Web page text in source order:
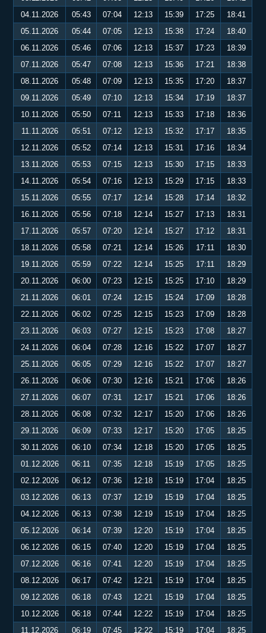
04.11.2026
05:43 07:04 12:13 15:39 17:25
18:41
05.11.2026
05:44 07:05 12:13 15:38 17:24
18:40
06.11.2026
05:46 07:06 12:13 15:37 17:23
18:39
07.11.2026
05:47 07:08 12:13 15:36 17:21
18:38
08.11.2026
05:48 07:09 12:13 15:35 17:20
18:37
09.11.2026
05:49 07:10 12:13 15:34 17:19
18:37
10.11.2026
05:50 07:11 12:13 15:33 17:18
18:36
11.11.2026
05:51 07:12 12:13 15:32 17:17
18:35
12.11.2026
05:52 07:14 12:13 15:31 17:16
18:34
13.11.2026
05:53 07:15 12:13 15:30 17:15
18:33
14.11.2026
05:54 07:16 12:13 15:29 17:15
18:33
15.11.2026
05:55 07:17 12:14 15:28 17:14
18:32
16.11.2026
05:56 07:18 12:14 15:27 17:13
18:31
17.11.2026
05:57 07:20 12:14 15:27 17:12
18:31
18.11.2026
05:58 07:21 12:14 15:26 17:11
18:30
19.11.2026
05:59 07:22 12:14 15:25 17:11
18:29
20.11.2026
06:00 07:23 12:15 15:25 17:10
18:29
21.11.2026
06:01 07:24 12:15 15:24 17:09
18:28
22.11.2026
06:02 07:25 12:15 15:23 17:09
18:28
23.11.2026
06:03 07:27 12:15 15:23 17:08
18:27
24.11.2026
06:04 07:28 12:16 15:22 17:07
18:27
25.11.2026
06:05 07:29 12:16 15:22 17:07
18:27
26.11.2026
06:06 07:30 12:16 15:21 17:06
18:26
27.11.2026
06:07 07:31 12:17 15:21 17:06
18:26
28.11.2026
06:08 07:32 12:17 15:20 17:06
18:26
29.11.2026
06:09 07:33 12:17 15:20 17:05
18:25
30.11.2026
06:10 07:34 12:18 15:20 17:05
18:25
01.12.2026
06:11 07:35 12:18 15:19 17:05
18:25
02.12.2026
06:12 07:36 12:18 15:19 17:04
18:25
03.12.2026
06:13 07:37 12:19 15:19 17:04
18:25
04.12.2026
06:13 07:38 12:19 15:19 17:04
18:25
05.12.2026
06:14 07:39 12:20 15:19 17:04
18:25
06.12.2026
06:15 07:40 12:20 15:19 17:04
18:25
07.12.2026
06:16 07:41 12:20 15:19 17:04
18:25
08.12.2026
06:17 07:42 12:21 15:19 17:04
18:25
09.12.2026
06:18 07:43 12:21 15:19 17:04
18:25
10.12.2026
06:18 07:44 12:22 15:19 17:04
18:25
11.12.2026
06:19 07:45 12:22 15:19 17:04
18:25